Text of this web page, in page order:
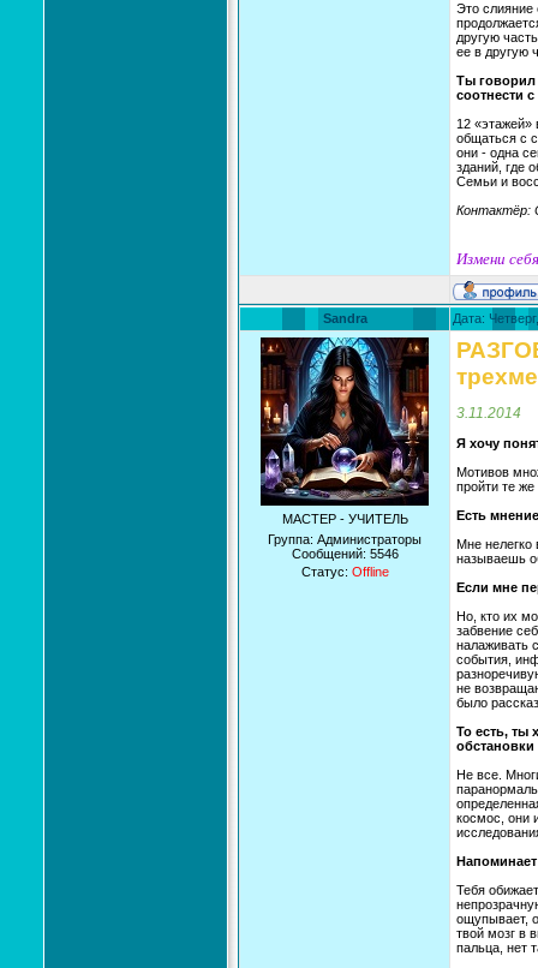
Это слияние
другую
ее в другую
Ты говорил
соотнести
12 «этажей»
общаться с
они - одна
зданий, где
Семьи и
Контактёр:
Измени
Sandra Дата:
МАСТЕР - УЧИТЕЛЬ
Группа: Администраторы
Сообщений: 5546
Статус: Offline
3.11.2014
Я хочу
Мотивов
пройти те
Есть
Мне нелегко
называешь
Если мне
Но, кто их
забвение
налаживать
события,
не
было
То есть, ты
обстановки
Не все.
космос, они
Тебя
ощупывает,
твой мозг в
пальца, нет